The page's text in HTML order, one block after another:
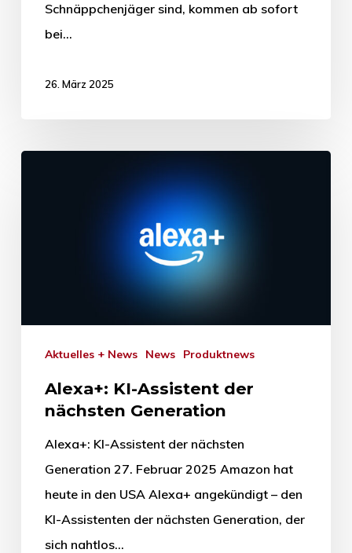
Schnäppchenjäger sind, kommen ab sofort
bei…
26. März 2025
Aktuelles + News News Produktnews
Alexa+: KI-Assistent der
nächsten Generation
Alexa+: KI-Assistent der nächsten
Generation 27. Februar 2025 Amazon hat
heute in den USA Alexa+ angekündigt – den
KI-Assistenten der nächsten Generation, der
sich nahtlos…